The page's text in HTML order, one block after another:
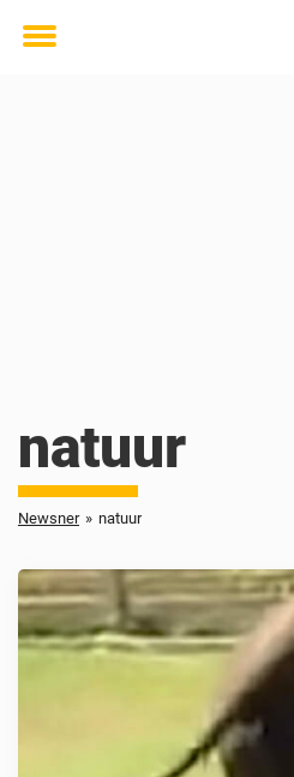
Toggle
natuur
Newsner » natuur